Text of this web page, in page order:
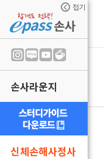
접기
손사라운지
신체손해사정사